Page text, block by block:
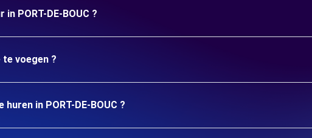
PORT-DE-BOUC ?
voegen ?
in PORT-DE-BOUC ?